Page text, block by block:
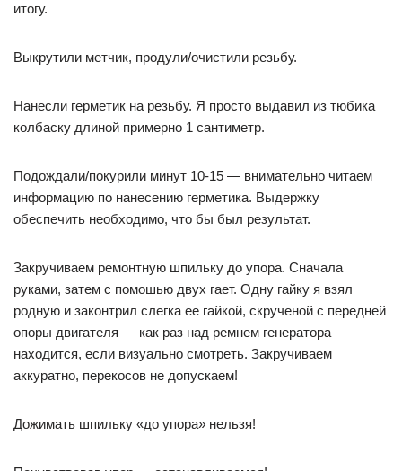
итогу.
Выкрутили метчик, продули/очистили резьбу.
Нанесли герметик на резьбу. Я просто выдавил из тюбика
колбаску длиной примерно 1 сантиметр.
Подождали/покурили минут 10-15 — внимательно читаем
информацию по нанесению герметика. Выдержку
обеспечить необходимо, что бы был результат.
Закручиваем ремонтную шпильку до упора. Сначала
руками, затем с помошью двух гает. Одну гайку я взял
родную и законтрил слегка ее гайкой, скрученой с передней
опоры двигателя — как раз над ремнем генератора
находится, если визуально смотреть. Закручиваем
аккуратно, перекосов не допускаем!
Дожимать шпильку «до упора» нельзя!